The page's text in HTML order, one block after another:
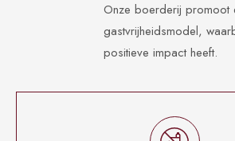
Onze boerderij promoot
gastvrijheidsmodel,
positieve impact heeft.